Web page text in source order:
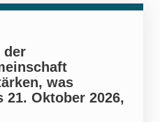
der
was
21. Oktober 2026,